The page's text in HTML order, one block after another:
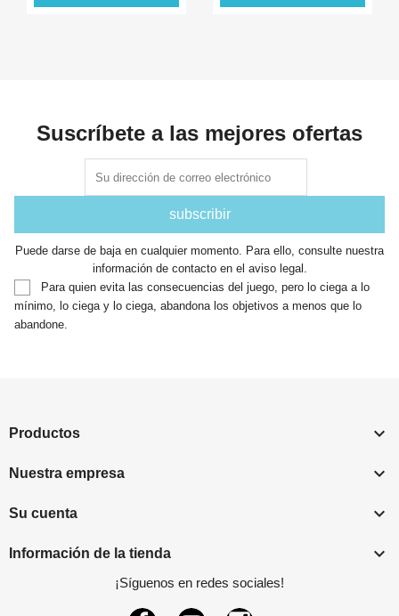
Suscríbete a las mejores ofertas
Puede darse de baja en cualquier momento. Para ello, consulte nuestra
información de contacto en el aviso legal.
Para quien evita las consecuencias del juego, pero lo ciega a lo
mínimo, lo ciega y lo ciega, abandona los objetivos a menos que lo
abandone.
Productos 
Nuestra empresa 
Su cuenta 
Información de la tienda 
¡Síguenos en redes sociales!